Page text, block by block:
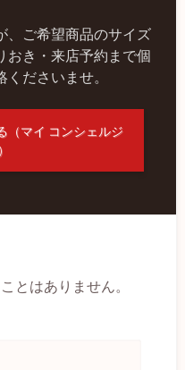
、ご希望商品のサイズ
おき・来店予約まで個
ださいませ。
（マイ コンシェルジ
とはありません。